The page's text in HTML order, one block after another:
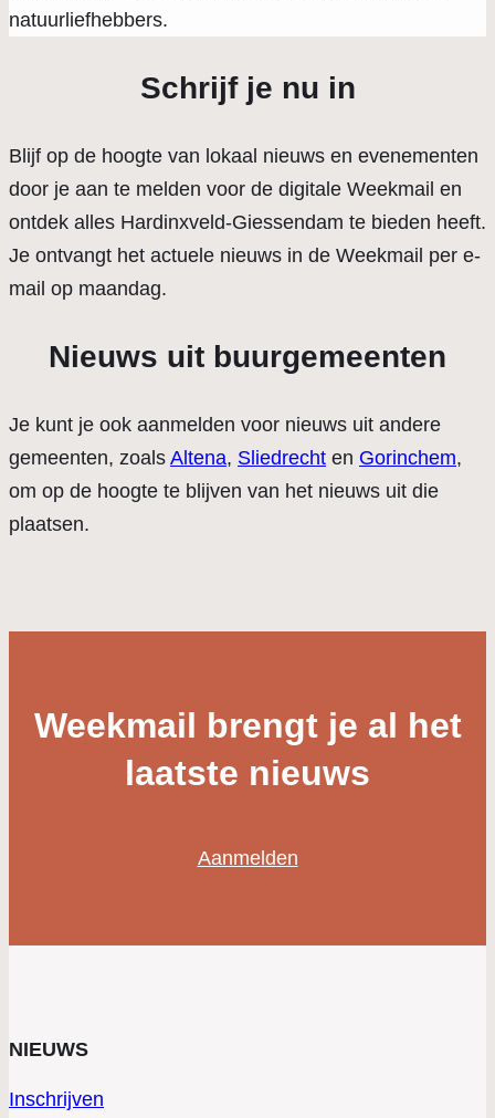
natuurliefhebbers.
Schrijf je nu in
Blijf op de hoogte van lokaal nieuws en evenementen
door je aan te melden voor de digitale Weekmail en
ontdek alles Hardinxveld-Giessendam te bieden heeft.
Je ontvangt het actuele nieuws in de Weekmail per e-
mail op maandag.
Nieuws uit buurgemeenten
Je kunt je ook aanmelden voor nieuws uit andere
gemeenten, zoals Altena, Sliedrecht en Gorinchem,
om op de hoogte te blijven van het nieuws uit die
plaatsen.
Weekmail brengt je al het
laatste nieuws
Aanmelden
NIEUWS
Inschrijven